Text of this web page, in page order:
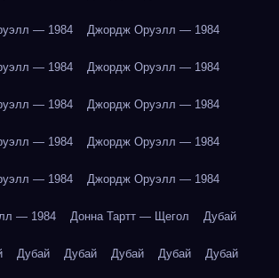
— 1984 Джордж Оруэлл — 1984
— 1984 Джордж Оруэлл — 1984
— 1984 Джордж Оруэлл — 1984
— 1984 Джордж Оруэлл — 1984
— 1984 Джордж Оруэлл — 1984
— 1984 Донна Тартт — Щегол Дубай
Дубай Дубай Дубай Дубай Дубай